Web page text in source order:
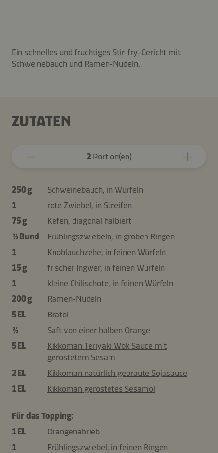
Ein schnelles und fruchtiges Stir-fry-Gericht mit
Schweinebauch und Ramen-Nudeln.
ZUTATEN
2 Portion(en)
250 g
Schweinebauch, in Würfeln
1
rote Zwiebel, in Streifen
75 g
Kefen, diagonal halbiert
½ Bund
Frühlingszwiebeln, in groben Ringen
1
Knoblauchzehe, in feinen Würfeln
15 g
frischer Ingwer, in feinen Würfeln
1
kleine Chilischote, in feinen Würfeln
200 g
Ramen-Nudeln
5 EL
Bratöl
½
Saft von einer halben Orange
5 EL
Kikkoman Teriyaki Wok Sauce mit
geröstetem Sesam
2 EL
Kikkoman natürlich gebraute Sojasauce
1 EL
Kikkoman geröstetes Sesamöl
Für das Topping:
1 EL
Orangenabrieb
1
Frühlingszwiebel, in feinen Ringen